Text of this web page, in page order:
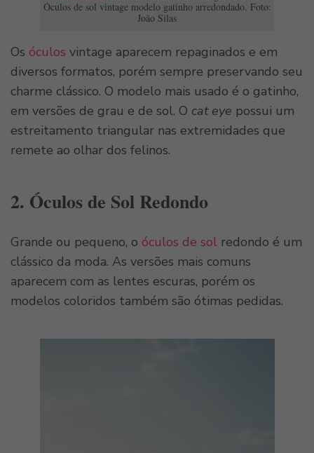
Óculos de sol vintage modelo gatinho arredondado. Foto:
João Silas
Os óculos vintage aparecem repaginados e em
diversos formatos, porém sempre preservando seu
charme clássico. O modelo mais usado é o gatinho,
em versões de grau e de sol. O cat eye possui um
estreitamento triangular nas extremidades que
remete ao olhar dos felinos.
2. Óculos de Sol Redondo
Grande ou pequeno, o óculos de sol redondo é um
clássico da moda. As versões mais comuns
aparecem com as lentes escuras, porém os
modelos coloridos também são ótimas pedidas.